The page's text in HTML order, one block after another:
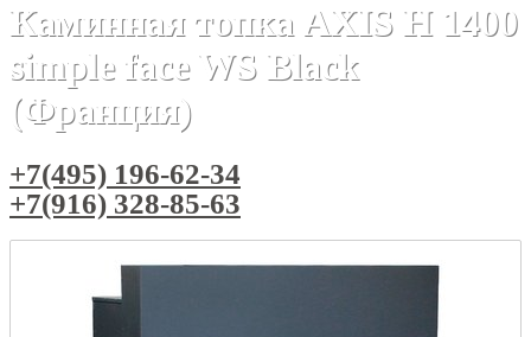
Каминная топка AXIS H 1400
simple face WS Black
(Франция)
+7(495) 196-62-34
+7(916) 328-85-63